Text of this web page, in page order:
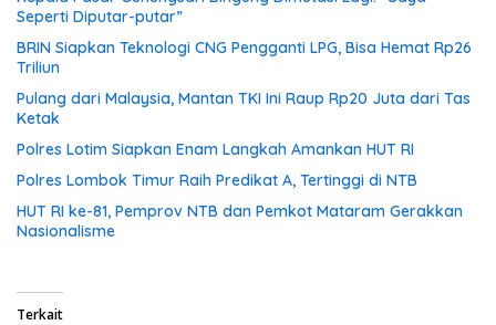
Seperti Diputar-putar”
BRIN Siapkan Teknologi CNG Pengganti LPG, Bisa Hemat Rp26
Triliun
Pulang dari Malaysia, Mantan TKI Ini Raup Rp20 Juta dari Tas
Ketak
Polres Lotim Siapkan Enam Langkah Amankan HUT RI
Polres Lombok Timur Raih Predikat A, Tertinggi di NTB
HUT RI ke-81, Pemprov NTB dan Pemkot Mataram Gerakkan
Nasionalisme
Terkait